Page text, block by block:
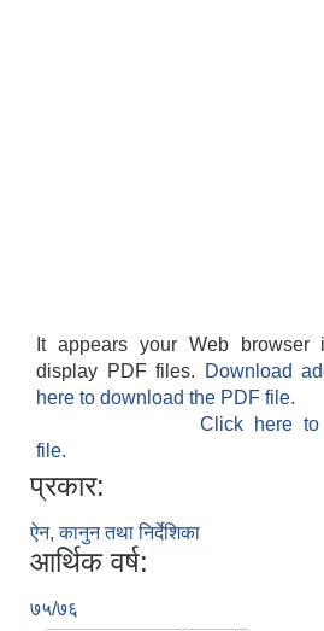
It appears your Web browser
display PDF files.
Download
here to download the PDF file.
Click here
file.
प्रकार:
ऐन, कानुन तथा निर्देशिका
आर्थिक वर्ष:
७५/७६